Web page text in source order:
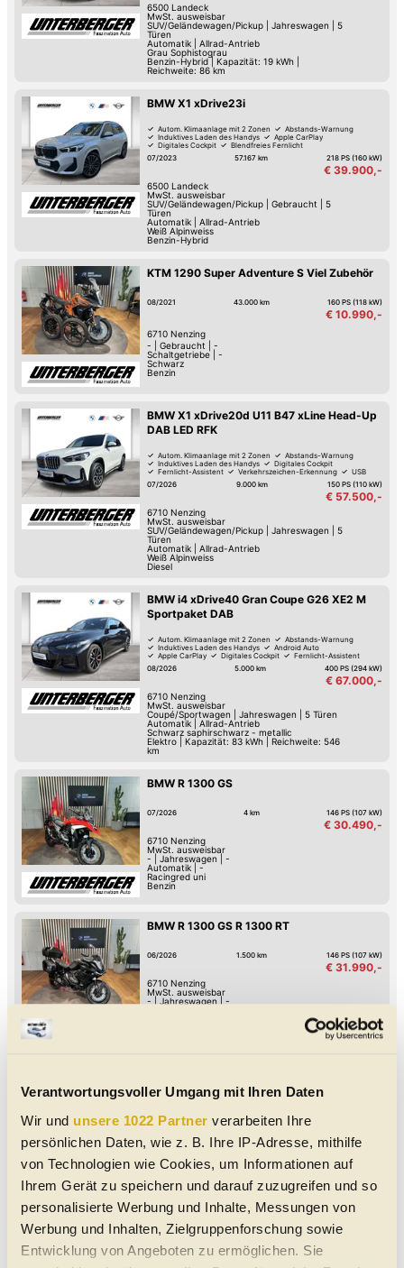
Verantwortungsvoller Umgang mit Ihren Daten
Wir und unsere 1022 Partner verarbeiten Ihre
persönlichen Daten, wie z. B. Ihre IP-Adresse, mithilfe
von Technologien wie Cookies, um Informationen auf
Ihrem Gerät zu speichern und darauf zuzugreifen und so
personalisierte Werbung und Inhalte, Messungen von
Werbung und Inhalten, Zielgruppenforschung sowie
Entwicklung von Angeboten zu ermöglichen. Sie
6500 Landeck
MwSt. ausweisbar
SUV/Geländewagen/Pickup| Jahreswagen
5
Türen
Automatik| Allrad-Antrieb
Grau Sophistograu
Benzin-Hybrid | Kapazität: 19 kWh |
Reichweite: 86 km
BMW X1 xDrive23i
Autom. Klimaanlage mit 2 Zonen
Abstands-Warnung
Induktives Laden des Handys
Apple CarPlay
Digitales Cockpit
Blendfreies Fernlicht
Fernlicht-Assistent
USB
07/2023 57.167 km 218 PS (160 kW)
€ 39.900,-
6500 Landeck
MwSt. ausweisbar
SUV/Geländewagen/Pickup| Gebraucht
5
Türen
Automatik| Allrad-Antrieb
Weiß Alpinweiss
Benzin-Hybrid
KTM 1290 Super Adventure S Viel Zubehör
08/2021 43.000 km 160 PS (118 kW)
€ 10.990,-
6710 Nenzing
-
Gebraucht
-
Schaltgetriebe| -
Schwarz
Benzin
BMW X1 xDrive20d U11 B47 xLine Head-Up
DAB LED RFK
Autom. Klimaanlage mit 2 Zonen
Abstands-Warnung
Induktives Laden des Handys
Digitales Cockpit
Fernlicht-Assistent
Verkehrszeichen-Erkennung
USB
Spurhalte-Assistent
07/2026 9.000 km 150 PS (110 kW)
€ 57.500,-
6710 Nenzing
MwSt. ausweisbar
SUV/Geländewagen/Pickup| Jahreswagen
5
Türen
Automatik| Allrad-Antrieb
Weiß Alpinweiss
Diesel
BMW i4 xDrive40 Gran Coupe G26 XE2 M
Sportpaket DAB
Autom. Klimaanlage mit 2 Zonen
Abstands-Warnung
Induktives Laden des Handys
Android Auto
Apple CarPlay
Digitales Cockpit
Fernlicht-Assistent
Verkehrszeichen-Erkennung
08/2026 5.000 km 400 PS (294 kW)
€ 67.000,-
6710 Nenzing
MwSt. ausweisbar
Coupé/Sportwagen
Jahreswagen
5 Türen
Automatik| Allrad-Antrieb
Schwarz saphirschwarz - metallic
Elektro
Kapazität: 83 kWh | Reichweite: 546
km
BMW R 1300 GS
07/2026 4 km 146 PS (107 kW)
€ 30.490,-
6710 Nenzing
MwSt. ausweisbar
-
Jahreswagen
-
Automatik| -
Racingred uni
Benzin
BMW R 1300 GS R 1300 RT
06/2026 1.500 km 146 PS (107 kW)
€ 31.990,-
6710 Nenzing
MwSt. ausweisbar
-
Jahreswagen
-
Digitales Cockpit
Fernlicht-Assistent
Verkehrszeichen-Erkennung
USB
08/2026 5.000 km 189 PS (139 kW)
€ 56.100,-
6710 Nenzing
MwSt. ausweisbar
Kombi|Jahreswagen| 5 Türen
Automatik| Allrad-Antrieb
Grau Skyscraper Grau metallic
Diesel
BMW 320 xd er 320d xDrive Touring G21
B47 Head-Up